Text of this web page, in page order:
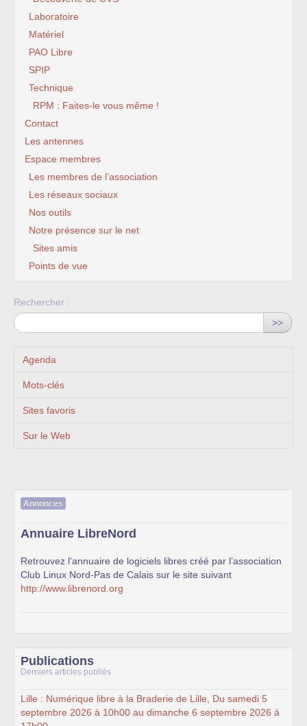
Laboratoire
Matériel
PAO Libre
SPIP
Technique
RPM : Faites-le vous même !
Contact
Les antennes
Espace membres
Les membres de l’association
Les réseaux sociaux
Nos outils
Notre présence sur le net
Sites amis
Points de vue
Rechercher :
>>
Agenda
Mots-clés
Sites favoris
Sur le Web
Annonces
Annuaire LibreNord
Retrouvez l’annuaire de logiciels libres créé par l’association
Club Linux Nord-Pas de Calais sur le site suivant
http://www.librenord.org
Publications
Derniers articles publiés
Lille : Numérique libre à la Braderie de Lille, Du samedi 5
septembre 2026 à 10h00 au dimanche 6 septembre 2026 à